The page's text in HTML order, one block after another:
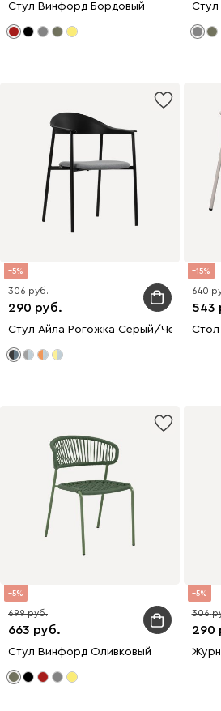
Стул Винфорд Бордовый Стул
5
290
306
Стул Айла Рогожка Серый/Черный
15
543
640
5
663
699
Стул Винфорд Оливковый
5
290
306